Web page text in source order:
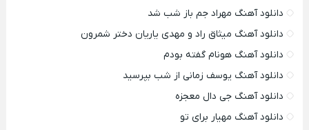
دانلود آهنگ مهراد جم باز شب شد
دانلود آهنگ میثاق راد و مهدی یاریان دختر شمرون
دانلود آهنگ هونام گفته بودم
دانلود آهنگ یوسف زمانی از شب بپرسید
دانلود آهنگ جی دال معجزه
دانلود آهنگ مهیار برای تو